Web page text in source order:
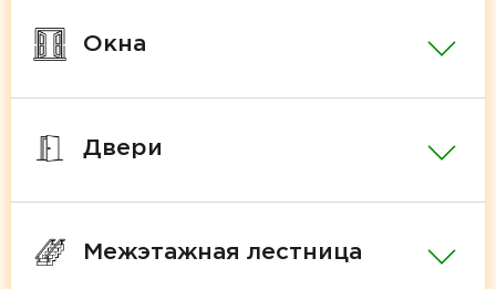
Окна
Двери
Межэтажная лестница